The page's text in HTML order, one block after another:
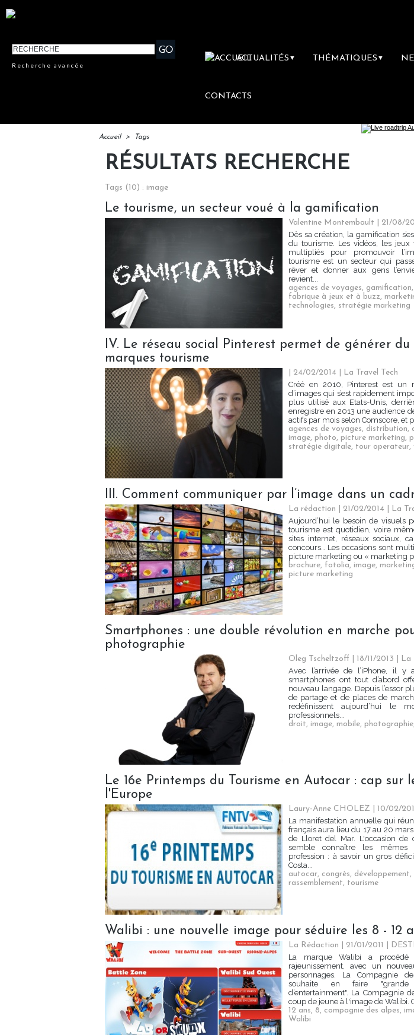
Recherche avancée
ACTUALITÉS ▼ THÉMATIQUES ▼
CONTACTS
Accueil > Tags
RÉSULTATS RECHERCHE
Tags (10) : image
Le tourisme, un secteur voué à la gamification
Valentine Montembault | 21/08/
Dès sa création, la gamification
du tourisme. Les vidéos, les
multipliés pour promouvoir
tourisme est un secteur qui
rêver et donner aux gens
revient...
agences de voyages, gamification,
fabrique à jeux et à buzz,
technologies, stratégie marketing
IV. Le réseau social Pinterest permet de générer
marques tourisme
| 24/02/2014
La Travel Tech
Créé en 2010, Pinterest est un
d’images qui s’est rapidement
plus utilisé aux Etats-Unis,
enregistre en 2013 une audience
actifs par mois selon Comscore, et
agences de voyages, distribution,
image, photo, picture marketing,
stratégie digitale, tour operateur,
III. Comment communiquer par l’image dans un
La rédaction | 21/02/2014
La
Aujourd’hui le besoin de visuels
tourisme est quotidien, voire
sites internet, réseaux sociaux,
concours… Les occasions sont
picture marketing ou « marketing
brochure, fotolia, image,
picture marketing
Smartphones : une double révolution en marche
photographie
Oleg Tscheltzoff | 18/11/2013
La
Avec l’arrivée de l’iPhone, il
smartphones ont tout d’abord
nouveau langage. Depuis l’essor
de partage et de places de
redéfinissent aujourd’hui le
professionnels...
droit, image, mobile, photographie,
Le 16e Printemps du Tourisme en Autocar : cap sur
l'Europe
Laury-Anne CHOLEZ | 10/02/
La manifestation annuelle qui
français aura lieu du 17 au 20
de Lloret del Mar. L'occasion de
semble connaître les mêmes
profession : à savoir un gros
Costa...
autocar, congrès, développement,
rassemblement, tourisme
Walibi : une nouvelle image pour séduire les 8 - 12
La Rédaction | 21/01/2011
La marque Walibi a
rajeunissement, avec un
personnages. La Compagnie
souhaite en faire "grande
d’entertainment". La Compagnie
coup de jeune à l'image de Walibi.
12 ans, 8, compagnie des alpes,
Walibi